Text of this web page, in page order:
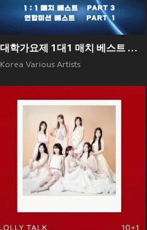
대학가요제 1대1 매치 베스트 PART3, 연합미션 베스트 PART1
Korea Various Artists